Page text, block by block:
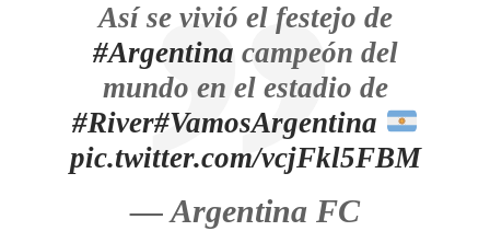
Así se vivió el festejo de
#Argentina campeón del
mundo en el estadio de
#River#VamosArgentina
pic.twitter.com/vcjFkl5FBM
— Argentina FC